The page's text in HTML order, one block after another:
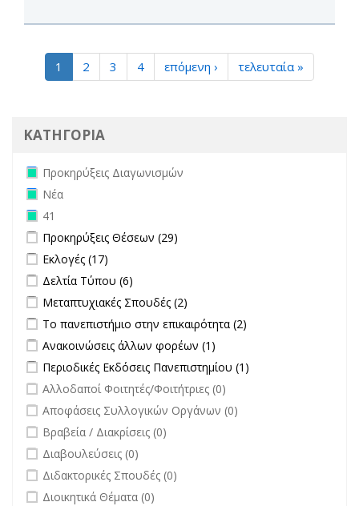
1 2 3 4 επόμενη › τελευταία »
ΚΑΤΗΓΟΡΙΑ
Remove Προκηρύξεις Διαγωνισμών filter
Προκηρύξεις Διαγωνισμών
Remove Νέα filter
Νέα
Remove 41 filter
41
Apply Προκηρύξεις Θέσεων filter
Προκηρύξεις Θέσεων (29)
Apply Εκλογές filter
Εκλογές (17)
Apply Δελτία Τύπου filter
Δελτία Τύπου (6)
Apply Μεταπτυχιακές Σπουδές filter
Μεταπτυχιακές Σπουδές (2)
Apply Το πανεπιστήμιο στην επικαιρότητα filter
Το πανεπιστήμιο στην επικαιρότητα (2)
Apply Ανακοινώσεις άλλων φορέων filter
Ανακοινώσεις άλλων φορέων (1)
Apply Περιοδικές Εκδόσεις Πανεπιστημίου filter
Περιοδικές Εκδόσεις Πανεπιστημίου (1)
undefined
Αλλοδαποί Φοιτητές/Φοιτήτριες (0)
undefined
Αποφάσεις Συλλογικών Οργάνων (0)
undefined
Βραβεία / Διακρίσεις (0)
undefined
Διαβουλεύσεις (0)
undefined
Διδακτορικές Σπουδές (0)
undefined
Διοικητικά Θέματα (0)